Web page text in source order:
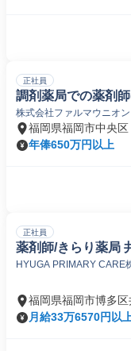
正社員
調剤薬局での薬剤
株式会社ファルマウニオン
福岡県福岡市中央区
年俸650万円以上
正社員
薬剤師/きらり薬局
HYUGA PRIMARY CARE
福岡県福岡市博多区
月給33万6570円以